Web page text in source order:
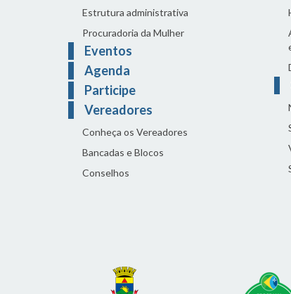
Estrutura administrativa
Procuradoria da Mulher
Eventos
Agenda
Participe
Vereadores
Conheça os Vereadores
Bancadas e Blocos
Conselhos